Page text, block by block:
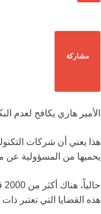
مشاركة
الأمير هاري يكافح لعدم
يحميها من المسؤولية عن
هذه القضايا التي تعتبر